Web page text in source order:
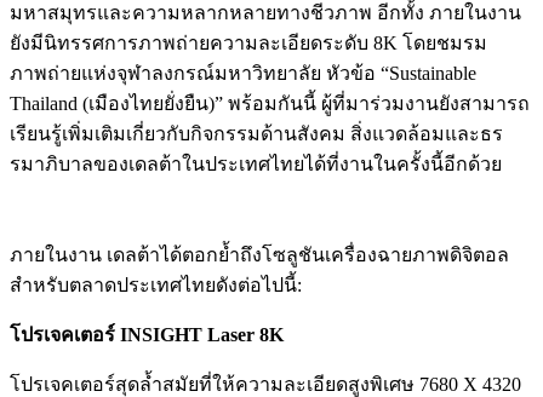
มหาสมุทรและความหลากหลายทางชีวภาพ อีกทั้ง ภายในงาน
ยังมีนิทรรศการภาพถ่ายความละเอียดระดับ 8K โดยชมรม
ภาพถ่ายแห่งจุฬาลงกรณ์มหาวิทยาลัย หัวข้อ “Sustainable
Thailand (เมืองไทยยั่งยืน)” พร้อมกันนี้ ผู้ที่มาร่วมงานยังสามารถ
เรียนรู้เพิ่มเติมเกี่ยวกับกิจกรรมด้านสังคม สิ่งแวดล้อมและธร
รมาภิบาลของเดลต้าในประเทศไทยได้ที่งานในครั้งนี้อีกด้วย
ภายในงาน เดลต้าได้ตอกย้ำถึงโซลูชันเครื่องฉายภาพดิจิตอล
สำหรับตลาดประเทศไทยดังต่อไปนี้:
โปรเจคเตอร์ INSIGHT Laser 8K
โปรเจคเตอร์สุดล้ำสมัยที่ให้ความละเอียดสูงพิเศษ 7680 X 4320